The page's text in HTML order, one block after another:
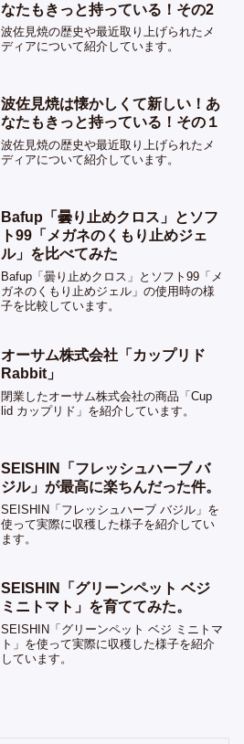
なたもきっと持っている！その2
波佐見焼の歴史や最近取り上げられたメ
ディアについて紹介しています。
波佐見焼は懐かしくて新しい！あ
なたもきっと持っている！その１
波佐見焼の歴史や最近取り上げられたメ
ディアについて紹介しています。
Bafup「曇り止めクロス」とソフ
ト99「メガネのくもり止めジェ
ル」を比べてみた
Bafup「曇り止めクロス」とソフト99「メ
ガネのくもり止めジェル」の使用時の様
子を比較しています。
オーサム株式会社「カップリド
Rabbit」
閉業したオーサム株式会社の商品「Cup
lid カップリド」を紹介しています。
SEISHIN「フレッシュハーブ バ
ジル」が最高に楽ちんだった件。
SEISHIN「フレッシュハーブ バジル」を
使って実際に収穫した様子を紹介してい
ます。
SEISHIN「グリーンペット ベジ
ミニトマト」を育ててみた。
SEISHIN「グリーンペット ベジ ミニトマ
ト」を使って実際に収穫した様子を紹介
しています。